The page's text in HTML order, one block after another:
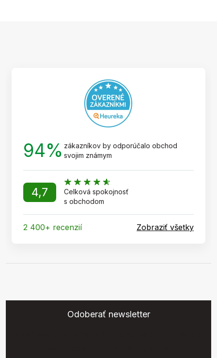
94% zákazníkov by odporúčalo obchod
svojim známym
4,7
Celková spokojnosť
s obchodom
2 400+ recenzií Zobraziť všetky
Odoberať newsletter